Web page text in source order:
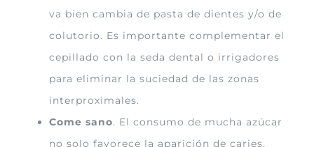
va bien cambia de pasta de dientes y/o de
colutorio. Es importante complementar el
cepillado con la seda dental o irrigadores
para eliminar la suciedad de las zonas
interproximales.
Come sano. El consumo de mucha azúcar
no solo favorece la aparición de caries,